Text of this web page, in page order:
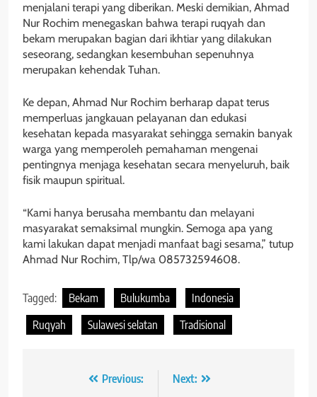
menjalani terapi yang diberikan. Meski demikian, Ahmad
Nur Rochim menegaskan bahwa terapi ruqyah dan
bekam merupakan bagian dari ikhtiar yang dilakukan
seseorang, sedangkan kesembuhan sepenuhnya
merupakan kehendak Tuhan.
Ke depan, Ahmad Nur Rochim berharap dapat terus
memperluas jangkauan pelayanan dan edukasi
kesehatan kepada masyarakat sehingga semakin banyak
warga yang memperoleh pemahaman mengenai
pentingnya menjaga kesehatan secara menyeluruh, baik
fisik maupun spiritual.
“Kami hanya berusaha membantu dan melayani
masyarakat semaksimal mungkin. Semoga apa yang
kami lakukan dapat menjadi manfaat bagi sesama,” tutup
Ahmad Nur Rochim, Tlp/wa 085732594608.
Tagged: Bekam Bulukumba
Indonesia
Ruqyah
Sulawesi selatan Tradisional
Navigasi Previous:
Next: